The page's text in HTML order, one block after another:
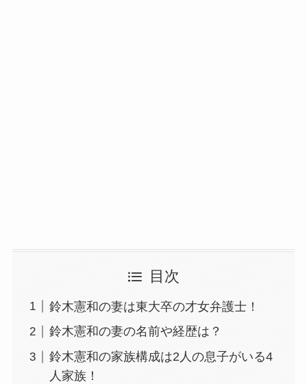
目次
鈴木憲和の妻は東大卒の才女弁護士！
鈴木憲和の妻の名前や経歴は？
鈴木憲和の家族構成は2人の息子がいる4
人家族！